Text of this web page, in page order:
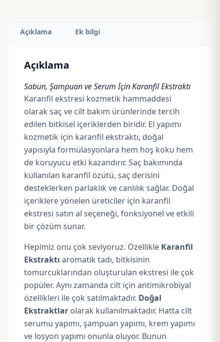
Açıklama Ek bilgi
Açıklama
Sabun, Şampuan ve Serum İçin Karanfil Ekstraktı
Karanfil ekstresi kozmetik hammaddesi
olarak saç ve cilt bakım ürünlerinde tercih
edilen bitkisel içeriklerden biridir. El yapımı
kozmetik için karanfil ekstraktı, doğal
yapısıyla formülasyonlara hem hoş koku hem
de koruyucu etki kazandırır. Saç bakımında
kullanılan karanfil özütü, saç derisini
desteklerken parlaklık ve canlılık sağlar. Doğal
içeriklere yönelen üreticiler için karanfil
ekstresi satın al seçeneği, fonksiyonel ve etkili
bir çözüm sunar.
Hepimiz onu çok seviyoruz. Özellikle Karanfil
Ekstraktı aromatik tadı, bitkisinin
tomurcuklarından oluşturulan ekstresi ile çok
popüler. Aynı zamanda cilt için antimikrobiyal
özellikleri ile çok satılmaktadır. Doğal
Ekstraktlar olarak kullanılmaktadır. Hatta cilt
serumu yapımı, şampuan yapımı, krem yapımı
ve losyon yapımı onunla oluyor. Bunun